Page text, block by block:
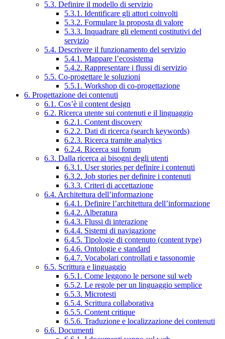
5.3. Definire il modello di servizio
5.3.1. Identificare gli attori coinvolti
5.3.2. Formulare la proposta di valore
5.3.3. Inquadrare gli elementi costitutivi del
servizio
5.4. Descrivere il funzionamento del servizio
5.4.1. Mappare l’ecosistema
5.4.2. Rappresentare i flussi di servizio
5.5. Co-progettare le soluzioni
5.5.1. Workshop di co-progettazione
6. Progettazione dei contenuti
6.1. Cos’è il content design
6.2. Ricerca utente sui contenuti e il linguaggio
6.2.1. Content discovery
6.2.2. Dati di ricerca (search keywords)
6.2.3. Ricerca tramite analytics
6.2.4. Ricerca sui forum
6.3. Dalla ricerca ai bisogni degli utenti
6.3.1. User stories per definire i contenuti
6.3.2. Job stories per definire i contenuti
6.3.3. Criteri di accettazione
6.4. Architettura dell’informazione
6.4.1. Definire l’architettura dell’informazione
6.4.2. Alberatura
6.4.3. Flussi di interazione
6.4.4. Sistemi di navigazione
6.4.5. Tipologie di contenuto (content type)
6.4.6. Ontologie e standard
6.4.7. Vocabolari controllati e tassonomie
6.5. Scrittura e linguaggio
6.5.1. Come leggono le persone sul web
6.5.2. Le regole per un linguaggio semplice
6.5.3. Microtesti
6.5.4. Scrittura collaborativa
6.5.5. Content critique
6.5.6. Traduzione e localizzazione dei contenuti
6.6. Documenti